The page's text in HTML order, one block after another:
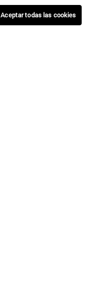
Aceptar todas las cookies